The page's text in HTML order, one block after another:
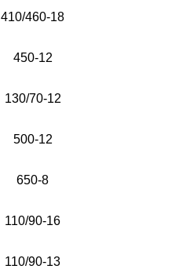
410/460-18
450-12
130/70-12
500-12
650-8
110/90-16
110/90-13